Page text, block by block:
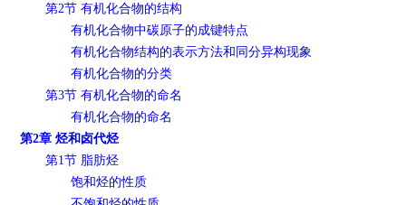
第2节 有机化合物的结构
有机化合物中碳原子的成键特点
有机化合物结构的表示方法和同分异构现象
有机化合物的分类
第3节 有机化合物的命名
有机化合物的命名
第2章 烃和卤代烃
第1节 脂肪烃
饱和烃的性质